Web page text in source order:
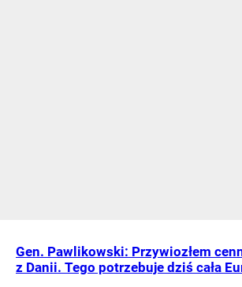
Gen. Pawlikowski: Przywiozłem
z Danii. Tego potrzebuje dziś cała